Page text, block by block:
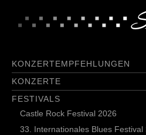
KONZERTEMPFEHLUNGEN
KONZERTE
FESTIVALS
Castle Rock Festival 2026
33. Internationales Blues Festival